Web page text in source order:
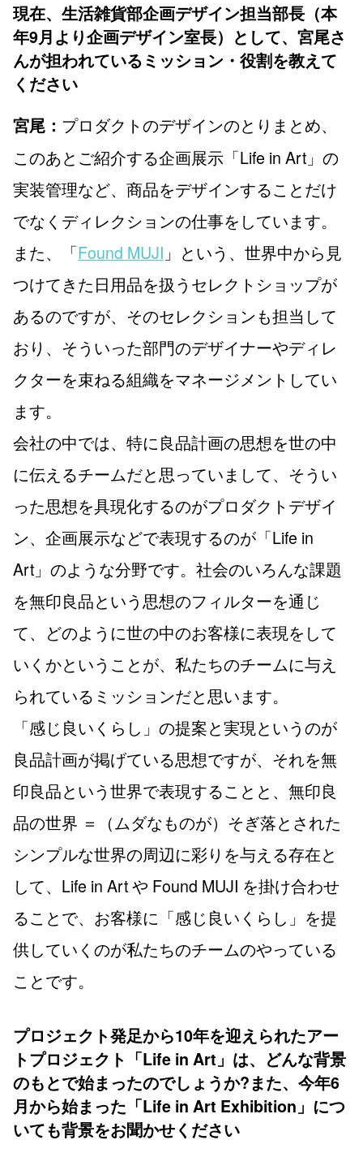
現在、生活雑貨部企画デザイン担当部長（本
年9月より企画デザイン室長）として、宮尾さ
んが担われているミッション・役割を教えて
ください
宮尾： プロダクトのデザインのとりまとめ、
このあとご紹介する企画展示「Life in Art」の
実装管理など、商品をデザインすることだけ
でなくディレクションの仕事をしています。
また、「Found MUJI 」という、世界中から見
つけてきた日用品を扱うセレクトショップが
あるのですが、そのセレクションも担当して
おり、そういった部門のデザイナーやディレ
クターを束ねる組織をマネージメントしてい
ます。
会社の中では、特に良品計画の思想を世の中
に伝えるチームだと思っていまして、そうい
った思想を具現化するのがプロダクトデザイ
ン、企画展示などで表現するのが「Life in
Art」のような分野です。社会のいろんな課題
を無印良品という思想のフィルターを通じ
て、どのように世の中のお客様に表現をして
いくかということが、私たちのチームに与え
られているミッションだと思います。
「感じ良いくらし」の提案と実現というのが
良品計画が掲げている思想ですが、それを無
印良品という世界で表現することと、無印良
品の世界 ＝（ムダなものが）そぎ落とされた
シンプルな世界の周辺に彩りを与える存在と
して、Life in Art や Found MUJI を掛け合わせ
ることで、お客様に「感じ良いくらし」を提
供していくのが私たちのチームのやっている
ことです。
プロジェクト発足から10年を迎えられたアー
トプロジェクト「Life in Art」は、どんな背景
のもとで始まったのでしょうか?また、今年6
月から始まった「Life in Art Exhibition」につ
いても背景をお聞かせください